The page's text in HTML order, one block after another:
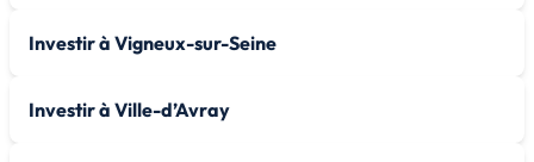
Investir à Vigneux-sur-Seine
Investir à Ville-d’Avray